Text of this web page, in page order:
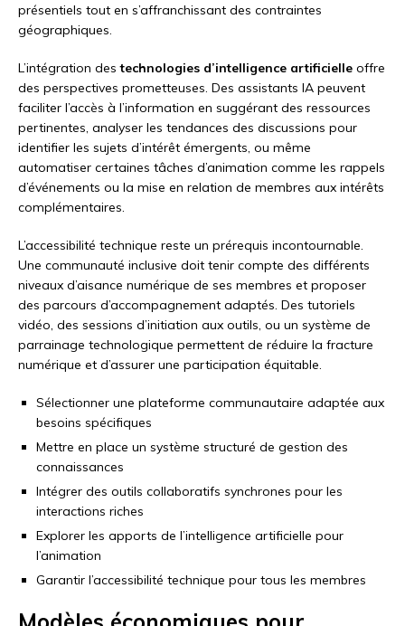
présentiels tout en s’affranchissant des contraintes
géographiques.
L’intégration destechnologies d’intelligence artificielle offre
des perspectives prometteuses. Des assistants IA peuvent
faciliter l’accès à l’information en suggérant des ressources
pertinentes, analyser les tendances des discussions pour
identifier les sujets d’intérêt émergents, ou même
automatiser certaines tâches d’animation comme les rappels
d’événements ou la mise en relation de membres aux intérêts
complémentaires.
L’accessibilité technique reste un prérequis incontournable.
Une communauté inclusive doit tenir compte des différents
niveaux d’aisance numérique de ses membres et proposer
des parcours d’accompagnement adaptés. Des tutoriels
vidéo, des sessions d’initiation aux outils, ou un système de
parrainage technologique permettent de réduire la fracture
numérique et d’assurer une participation équitable.
Sélectionner une plateforme communautaire adaptée aux
besoins spécifiques
Mettre en place un système structuré de gestion des
connaissances
Intégrer des outils collaboratifs synchrones pour les
interactions riches
Explorer les apports de l’intelligence artificielle pour
l’animation
Garantir l’accessibilité technique pour tous les membres